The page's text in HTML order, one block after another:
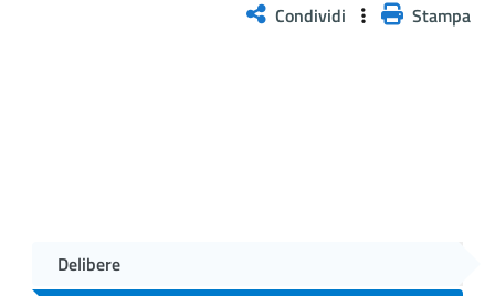
Condividi Stampa
Delibere